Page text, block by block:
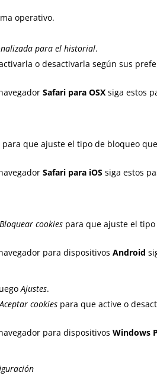
operativo.
para el historial.
o desactivarla según sus
Safari para OSX siga estos
para que ajuste el tipo de bloqueo
Safari para iOS siga estos
Bloquear cookies para que ajuste el
para dispositivosAndroid
Ajustes.
Aceptar cookies para que active o
para dispositivosWindows